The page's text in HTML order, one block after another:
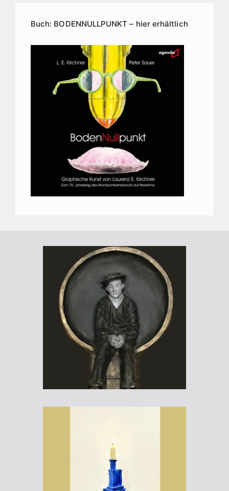
Buch: BODENNULLPUNKT – hier erhältlich